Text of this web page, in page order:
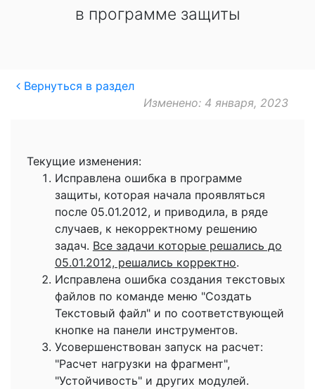
в программе защиты
Вернуться в раздел
Изменено: 4 января, 2023
Текущие изменения:
Исправлена ошибка в программе
защиты, которая начала проявляться
после 05.01.2012, и приводила, в ряде
случаев, к некорректному решению
задач. Все задачи которые решались до
05.01.2012, решались корректно.
Исправлена ошибка создания текстовых
файлов по команде меню "Создать
Текстовый файл" и по соответствующей
кнопке на панели инструментов.
Усовершенствован запуск на расчет:
"Расчет нагрузки на фрагмент",
"Устойчивость" и других модулей.